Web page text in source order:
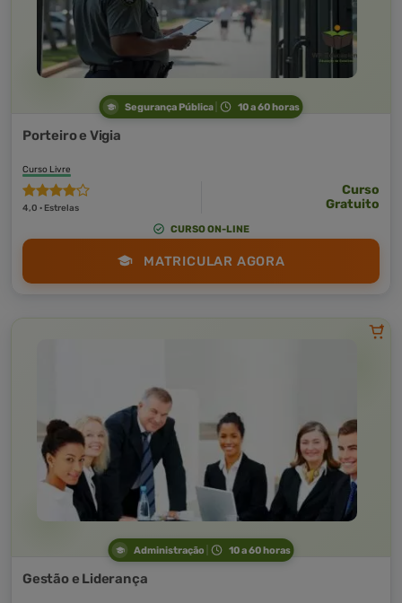
Segurança Pública 10 a 60 horas
Porteiro e Vigia
Curso Livre
4,0 · Estrelas
Curso
Gratuito
CURSO ON-LINE
MATRICULAR AGORA
Administração 10 a 60 horas
Gestão e Liderança